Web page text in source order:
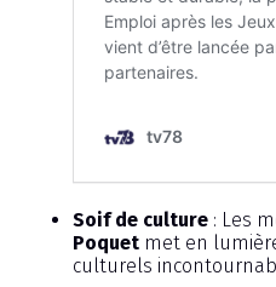
Soif de culture : Les
Poquet met en
culturels